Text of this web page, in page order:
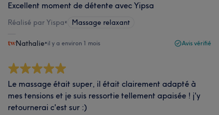
Excellent moment de détente avec Yipsa
Réalisé par Yispa• Massage relaxant
Nathalie•il y a environ 1 mois Avis vérifié
Le massage était super, il était clairement adapté à
mes tensions et je suis ressortie tellement apaisée ! j'y
retournerai c'est sur :)